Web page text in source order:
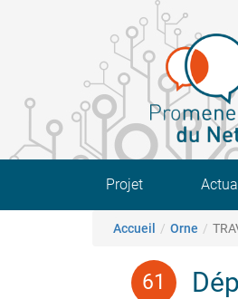
Main
Projet
Fil
Accueil Orne